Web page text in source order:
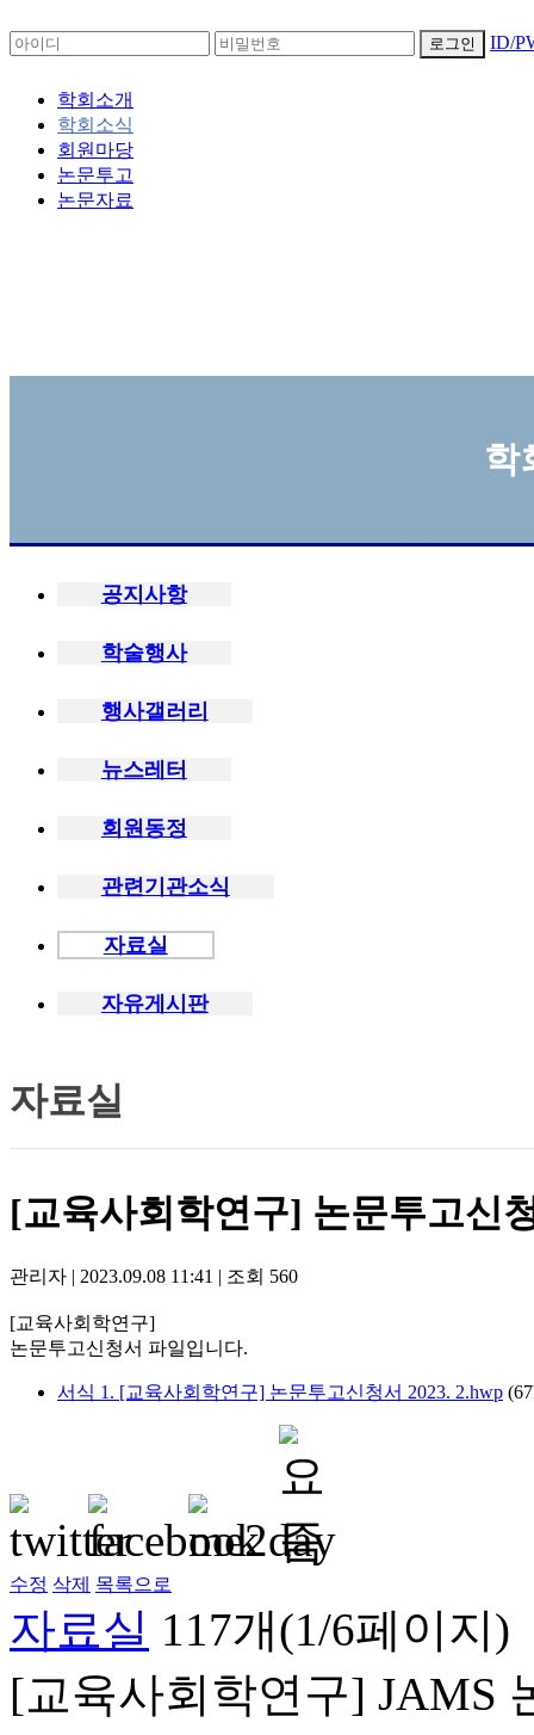
로그인 ID/
학회소개
학회소식
회원마당
논문투고
논문자료
학
공지사항
학술행사
행사갤러리
뉴스레터
회원동정
관련기관소식
자료실
자유게시판
자료실
[교육사회학연구] 논문투고신
관리자 | 2023.09.08 11:41 | 조회 560
[교육사회학연구]
논문투고신청서 파일입니다.
서식 1. [교육사회학연구] 논문투고신청서 2023. 2.hwp
수정 삭제 목록으로
자료실 117개(1/6페이지)
[교육사회학연구] JAMS